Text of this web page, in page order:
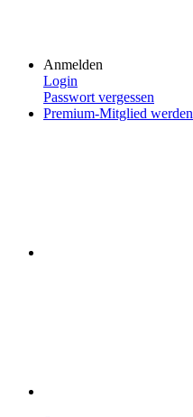
Anmelden
Login
Passwort vergessen
Premium-Mitglied werden